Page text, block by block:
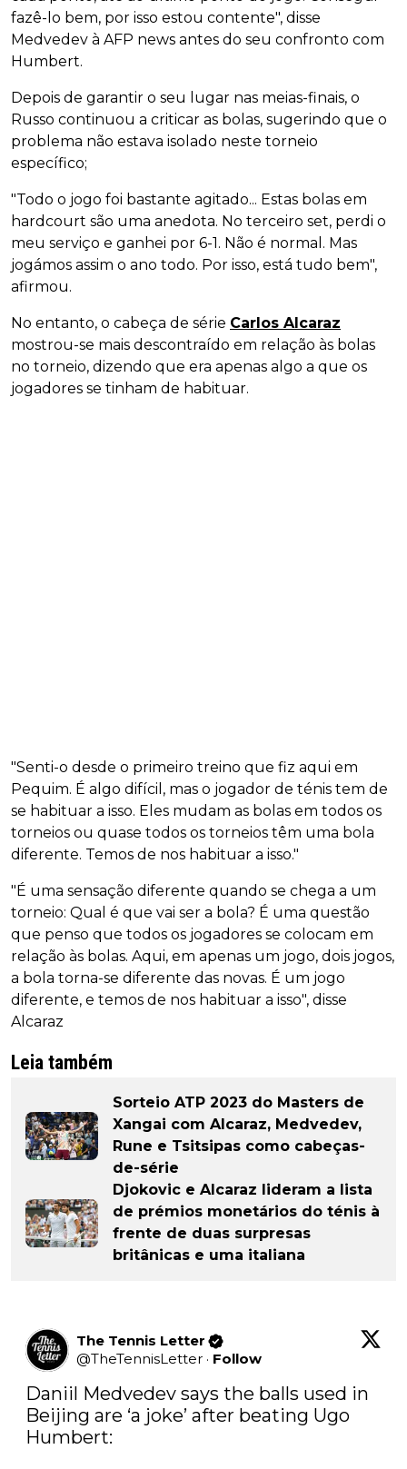
fazê-lo bem, por isso estou contente", disse
Medvedev à AFP news antes do seu confronto com
Humbert.
Depois de garantir o seu lugar nas meias-finais, o
Russo continuou a criticar as bolas, sugerindo que o
problema não estava isolado neste torneio
específico;
"Todo o jogo foi bastante agitado... Estas bolas em
hardcourt são uma anedota. No terceiro set, perdi o
meu serviço e ganhei por 6-1. Não é normal. Mas
jogámos assim o ano todo. Por isso, está tudo bem",
afirmou.
No entanto, o cabeça de série Carlos Alcaraz
mostrou-se mais descontraído em relação às bolas
no torneio, dizendo que era apenas algo a que os
jogadores se tinham de habituar.
"Senti-o desde o primeiro treino que fiz aqui em
Pequim. É algo difícil, mas o jogador de ténis tem de
se habituar a isso. Eles mudam as bolas em todos os
torneios ou quase todos os torneios têm uma bola
diferente. Temos de nos habituar a isso."
"É uma sensação diferente quando se chega a um
torneio: Qual é que vai ser a bola? É uma questão
que penso que todos os jogadores se colocam em
relação às bolas. Aqui, em apenas um jogo, dois jogos,
a bola torna-se diferente das novas. É um jogo
diferente, e temos de nos habituar a isso", disse
Alcaraz
Leia também
Sorteio ATP 2023 do Masters de
Xangai com Alcaraz, Medvedev,
Rune e Tsitsipas como cabeças-
de-série
Djokovic e Alcaraz lideram a lista
de prémios monetários do ténis à
frente de duas surpresas
britânicas e uma italiana
The Tennis Letter
@TheTennisLetter · Follow
Daniil Medvedev says the balls used in
Beijing are ‘a joke’ after beating Ugo
Humbert: